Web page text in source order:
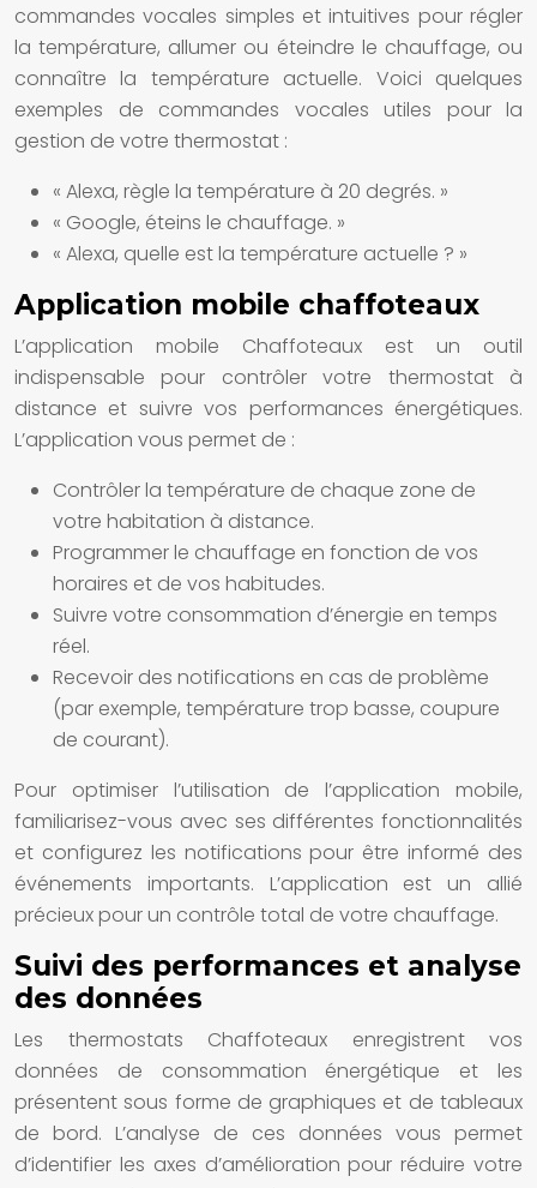
commandes vocales simples et intuitives pour régler
la température, allumer ou éteindre le chauffage, ou
connaître la température actuelle. Voici quelques
exemples de commandes vocales utiles pour la
gestion de votre thermostat :
« Alexa, règle la température à 20 degrés. »
« Google, éteins le chauffage. »
« Alexa, quelle est la température actuelle ? »
Application mobile chaffoteaux
L’application mobile Chaffoteaux est un outil
indispensable pour contrôler votre thermostat à
distance et suivre vos performances énergétiques.
L’application vous permet de :
Contrôler la température de chaque zone de
votre habitation à distance.
Programmer le chauffage en fonction de vos
horaires et de vos habitudes.
Suivre votre consommation d’énergie en temps
réel.
Recevoir des notifications en cas de problème
(par exemple, température trop basse, coupure
de courant).
Pour optimiser l’utilisation de l’application mobile,
familiarisez-vous avec ses différentes fonctionnalités
et configurez les notifications pour être informé des
événements importants. L’application est un allié
précieux pour un contrôle total de votre chauffage.
Suivi des performances et analyse
des données
Les thermostats Chaffoteaux enregistrent vos
données de consommation énergétique et les
présentent sous forme de graphiques et de tableaux
de bord. L’analyse de ces données vous permet
d’identifier les axes d’amélioration pour réduire votre